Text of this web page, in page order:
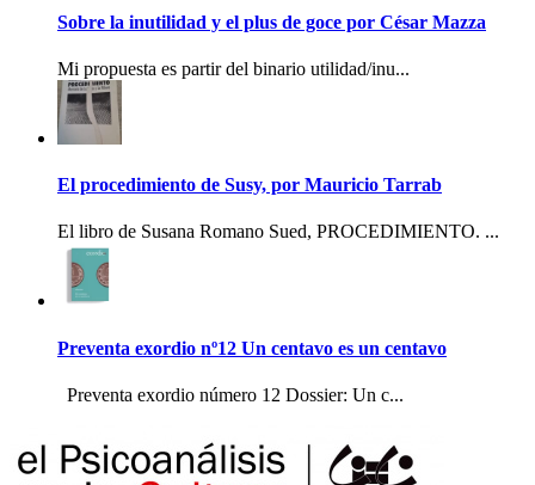
Sobre la inutilidad y el plus de goce por César Mazza
Mi propuesta es partir del binario utilidad/inu...
El procedimiento de Susy, por Mauricio Tarrab
El libro de Susana Romano Sued, PROCEDIMIENTO. ...
Preventa exordio nº12 Un centavo es un centavo
Preventa exordio número 12 Dossier: Un c...